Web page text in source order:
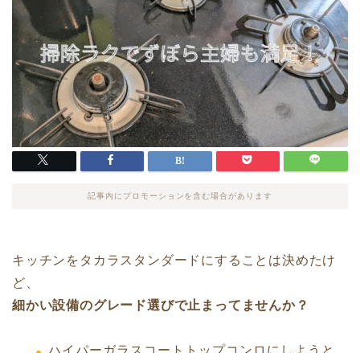
記事内にプロモーションを含む場合があります
キッチンをタカラスタンダードにすることは決めたけ
ど、
細かい設備のグレード選びで止まってませんか？